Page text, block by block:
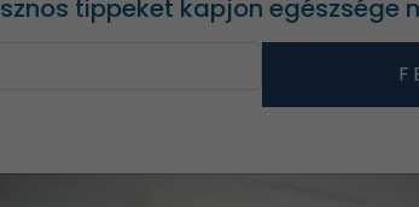
tippeket kapjon egészsége